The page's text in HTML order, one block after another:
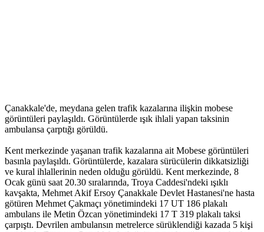
Çanakkale'de, meydana gelen trafik kazalarına ilişkin mobese
görüntüleri paylaşıldı. Görüntülerde ışık ihlali yapan taksinin
ambulansa çarptığı görüldü.
Kent merkezinde yaşanan trafik kazalarına ait Mobese görüntüleri
basınla paylaşıldı. Görüntülerde, kazalara sürücülerin dikkatsizliği
ve kural ihlallerinin neden olduğu görüldü. Kent merkezinde, 8
Ocak günü saat 20.30 sıralarında, Troya Caddesi'ndeki ışıklı
kavşakta, Mehmet Akif Ersoy Çanakkale Devlet Hastanesi'ne hasta
götüren Mehmet Çakmaçı yönetimindeki 17 UT 186 plakalı
ambulans ile Metin Özcan yönetimindeki 17 T 319 plakalı taksi
çarpıştı. Devrilen ambulansın metrelerce sürüklendiği kazada 5 kişi